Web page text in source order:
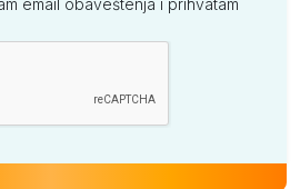
email obaveštenja i prihvatam